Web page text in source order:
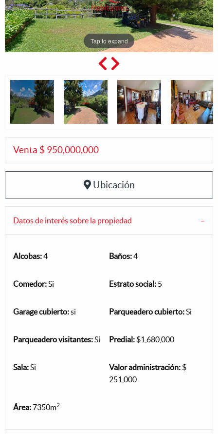
Tap to expand
Venta $ 950,000,000
Ubicación
Datos de interés sobre la propiedad
Alcobas:4 Baños:4
Comedor:Si Estrato social: 5
Garage cubierto:si Parqueadero cubierto:Si
Parqueadero visitantes:Si Predial: $1,680,000
Sala:Si Valor administración: $
251,000
Área: 7350m2